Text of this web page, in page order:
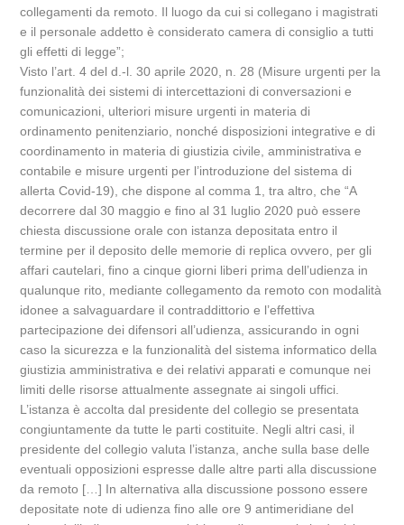
collegamenti da remoto. Il luogo da cui si collegano i magistrati
e il personale addetto è considerato camera di consiglio a tutti
gli effetti di legge”;
Visto l’art. 4 del d.-l. 30 aprile 2020, n. 28 (Misure urgenti per la
funzionalità dei sistemi di intercettazioni di conversazioni e
comunicazioni, ulteriori misure urgenti in materia di
ordinamento penitenziario, nonché disposizioni integrative e di
coordinamento in materia di giustizia civile, amministrativa e
contabile e misure urgenti per l’introduzione del sistema di
allerta Covid-19), che dispone al comma 1, tra altro, che “A
decorrere dal 30 maggio e fino al 31 luglio 2020 può essere
chiesta discussione orale con istanza depositata entro il
termine per il deposito delle memorie di replica ovvero, per gli
affari cautelari, fino a cinque giorni liberi prima dell’udienza in
qualunque rito, mediante collegamento da remoto con modalità
idonee a salvaguardare il contraddittorio e l’effettiva
partecipazione dei difensori all’udienza, assicurando in ogni
caso la sicurezza e la funzionalità del sistema informatico della
giustizia amministrativa e dei relativi apparati e comunque nei
limiti delle risorse attualmente assegnate ai singoli uffici.
L’istanza è accolta dal presidente del collegio se presentata
congiuntamente da tutte le parti costituite. Negli altri casi, il
presidente del collegio valuta l’istanza, anche sulla base delle
eventuali opposizioni espresse dalle altre parti alla discussione
da remoto […] In alternativa alla discussione possono essere
depositate note di udienza fino alle ore 9 antimeridiane del